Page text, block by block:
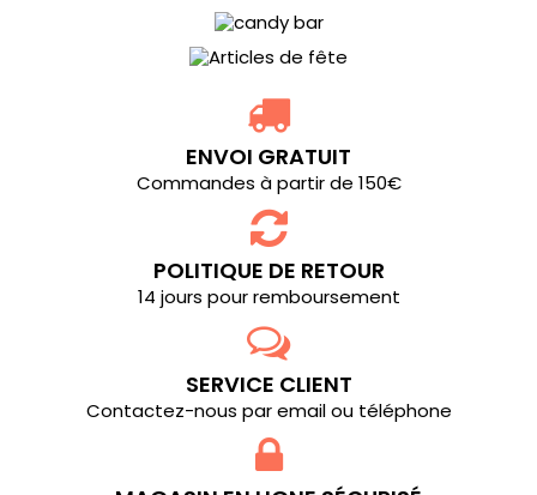
ENVOI GRATUIT
Commandes à partir de 150€
POLITIQUE DE RETOUR
14 jours pour remboursement
SERVICE CLIENT
Contactez-nous par email ou téléphone